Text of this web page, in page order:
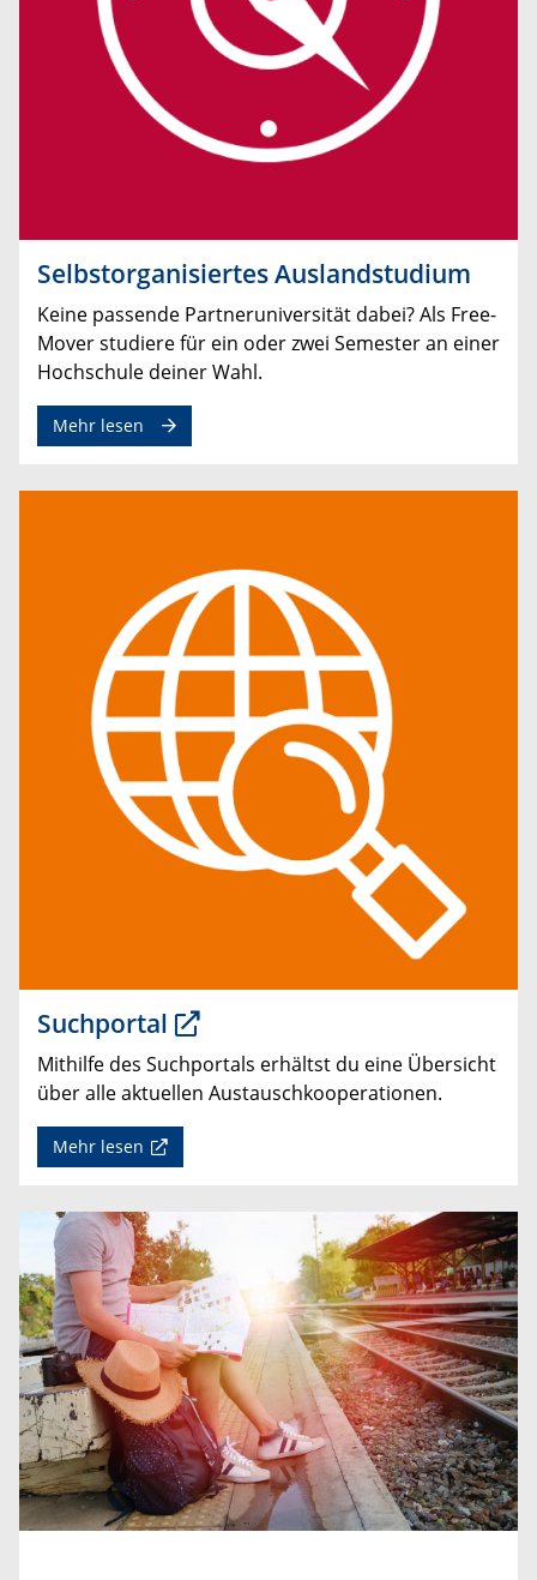
Selbstorganisiertes Auslandstudium
Keine passende Partneruniversität dabei? Als Free-
Mover studiere für ein oder zwei Semester an einer
Hochschule deiner Wahl.
Mehr lesen
Suchportal
Mithilfe des Suchportals erhältst du eine Übersicht
über alle aktuellen Austauschkooperationen.
Mehr lesen